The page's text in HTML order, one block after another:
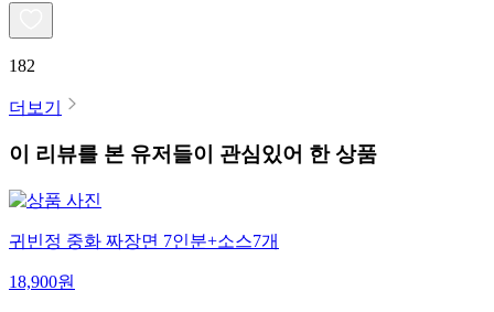
182
더보기
이 리뷰를 본 유저들이 관심있어 한 상품
귀빈정 중화 짜장면 7인분+소스7개
18,900원